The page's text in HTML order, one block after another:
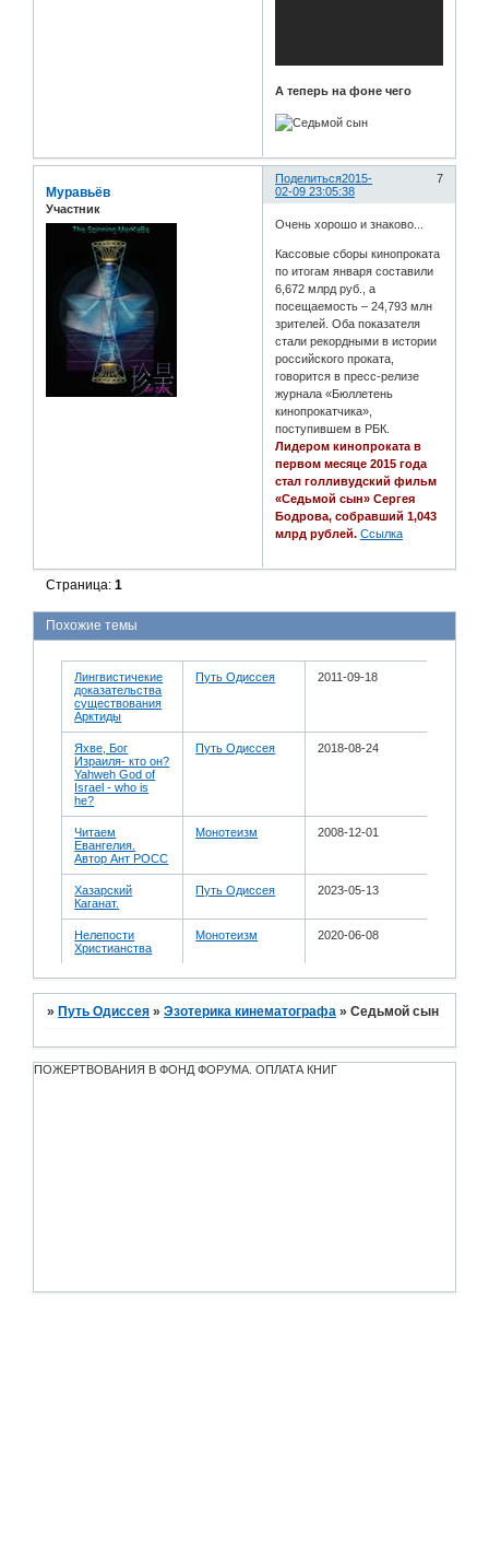
А теперь на фоне чего
Поделиться 7
2015-
02-09 23:05:38
Муравьёв
Участник
Очень хорошо и знаково...
Кассовые сборы кинопроката
по итогам января составили
6,672 млрд руб., а
посещаемость – 24,793 млн
зрителей. Оба показателя
стали рекордными в истории
российского проката,
говорится в пресс-релизе
журнала «Бюллетень
кинопрокатчика»,
поступившем в РБК.
Лидером кинопроката в
первом месяце 2015 года
стал голливудский фильм
«Седьмой сын» Сергея
Бодрова, собравший 1,043
млрд рублей. Ссылка
Страница:1
Похожие темы
Лингвистичекие
доказательства
существования
Арктиды
Путь Одиссея 2011-09-18
Яхве, Бог
Израиля- кто он?
Yahweh God of
Israel - who is
he?
Путь Одиссея 2018-08-24
Читаем
Евангелия.
Автор Ант РОСС
Монотеизм 2008-12-01
Хазарский
Каганат.
Путь Одиссея 2023-05-13
Нелепости
Христианства
Монотеизм 2020-06-08
» Путь Одиссея »Эзотерика кинематографа »Седьмой сын
ПОЖЕРТВОВАНИЯ В ФОНД ФОРУМА. ОПЛАТА КНИГ